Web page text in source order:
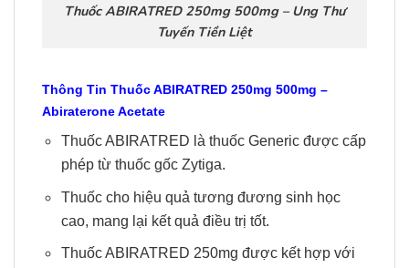
Thuốc ABIRATRED 250mg 500mg – Ung Thư
Tuyến Tiền Liệt
Thông Tin Thuốc ABIRATRED 250mg 500mg –
Abiraterone Acetate
Thuốc ABIRATRED là thuốc Generic được cấp
phép từ thuốc gốc Zytiga.
Thuốc cho hiệu quả tương đương sinh học
cao, mang lại kết quả điều trị tốt.
Thuốc ABIRATRED 250mg được kết hợp với